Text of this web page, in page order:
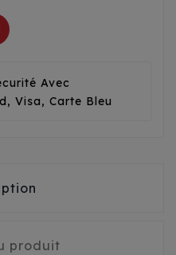
Avec
Visa, Carte Bleu
produit